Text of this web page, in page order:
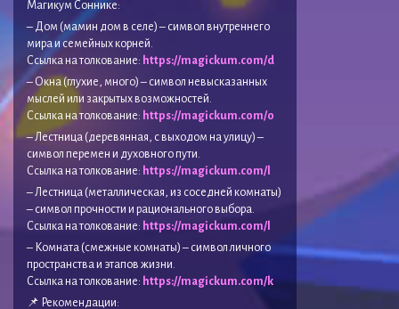
Магикум Соннике:
– Дом (мамин дом в селе) – символ внутреннего
мира и семейных корней.
Ссылка на толкование: https://magickum.com/d
– Окна (глухие, много) – символ невысказанных
мыслей или закрытых возможностей.
Ссылка на толкование: https://magickum.com/o
– Лестница (деревянная, с выходом на улицу) –
символ перемен и духовного пути.
Ссылка на толкование: https://magickum.com/l
– Лестница (металлическая, из соседней комнаты)
– символ прочности и рационального выбора.
Ссылка на толкование: https://magickum.com/l
– Комната (смежные комнаты) – символ личного
пространства и этапов жизни.
Ссылка на толкование: https://magickum.com/k
📌 Рекомендации: